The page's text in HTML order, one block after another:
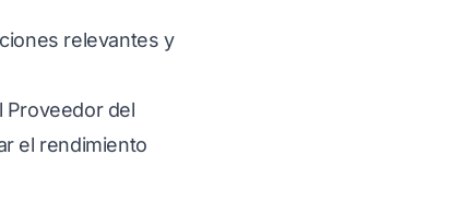
relevantes y
Proveedor del
el rendimiento